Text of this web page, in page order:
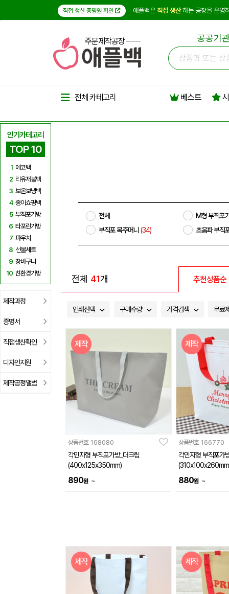
직접 생산 증명원 확인 애플백은 직접 생산하는 공장을 운영
주문제작공장 공공기
인기카테고리
TOP 10
1 에코백
2 리유저블백
3 보온보냉백
4 종이쇼핑백
5 부직포가방
6 타포린가방
7 파우치
8 선물세트
9 장바구니
10 친환경가방
제작과정
증명서
직접생산확인
디자인지원
제작공정앨범
전체 카테고리 베스트
전체
M형 부직포
부직포 복주머니 (34) 초음파 부직
전체 41개 추천상품순
인쇄선택 구매수량 가격검색 무료
제작
상품번호 168080
각민자형 부직포가방_더크림
(400x125x350mm)
890원 ~
제작
상품번호 166770
각민자형 부직포가
880원 ~
제작 제작